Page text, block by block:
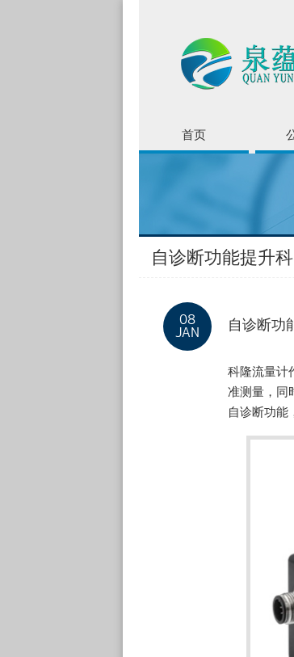
首页
自诊断功能提升
08
JAN
自诊断功
科隆流量计
准测量，同
自诊断功能